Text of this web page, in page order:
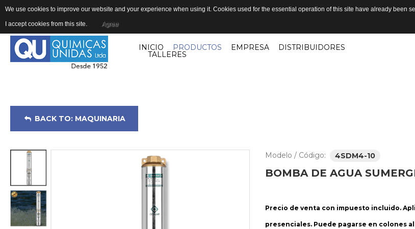
INICIO PRODUCTOS EMPRESA DISTRIBUIDORES
TALLERES
BACK TO: MAQUINARIA
Modelo / Código: 4SDM4-10
BOMBA DE AGUA
Precio de venta con impuesto incluido.
presenciales. Puede pagarse en colones
We use cookies to improve our website and your experience when using it. Cookies used for the essential operation of this site have already been
I accept cookies from this site. Agree